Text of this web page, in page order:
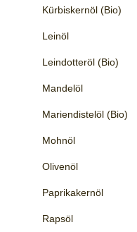
Kürbiskernöl (Bio)
Leinöl
Leindotteröl (Bio)
Mandelöl
Mariendistelöl (Bio)
Mohnöl
Olivenöl
Paprikakernöl
Rapsöl